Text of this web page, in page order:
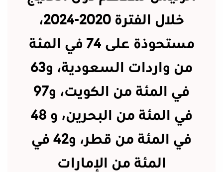
خلال الفترة 2020-2024،
مستحوذة على 74 في المئة
من واردات السعودية، و63
في المئة من الكويت، و97
في المئة من البحرين، و 48
في المئة من قطر، و42 في
المئة من الإمارات